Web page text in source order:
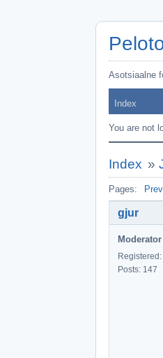
Asotsiaalne
Index
You are not
Index »
Pages:
gjur
Moderator
Posts: 147